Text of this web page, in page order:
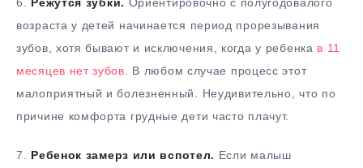
возраста у детей начинается период прорезывания
зубов, хотя бывают и исключения, когда у ребенка в 11
месяцев нет зубов . В любом случае процесс этот
малоприятный и болезненный. Неудивительно, что по
причине комфорта грудные дети часто плачут.
7. Ребенок замерз или вспотел. Если малыш